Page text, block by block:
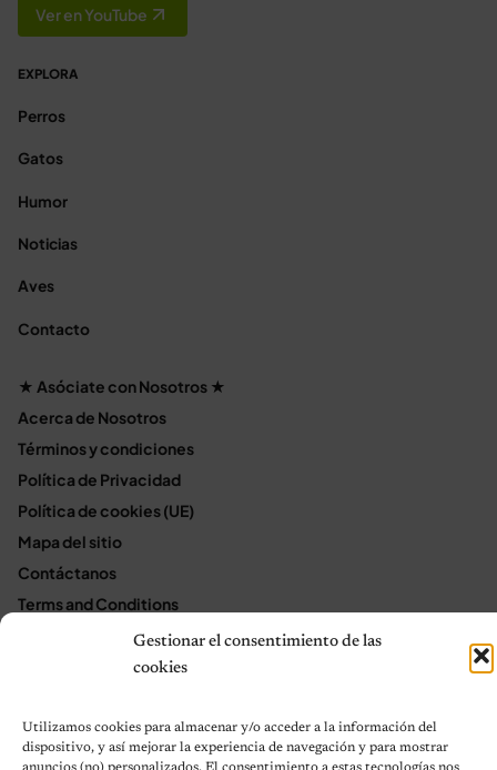
Gestionar el consentimiento de las
cookies
Utilizamos cookies para almacenar y/o acceder a la información del
dispositivo, y así mejorar la experiencia de navegación y para mostrar
Ver en YouTube
EXPLORA
Perros
Gatos
Humor
Noticias
Aves
Contacto
★ Asóciate con Nosotros ★
Acerca de Nosotros
Términos y condiciones
Política de Privacidad
Política de cookies (UE)
Mapa del sitio
Contáctanos
Terms and Conditions